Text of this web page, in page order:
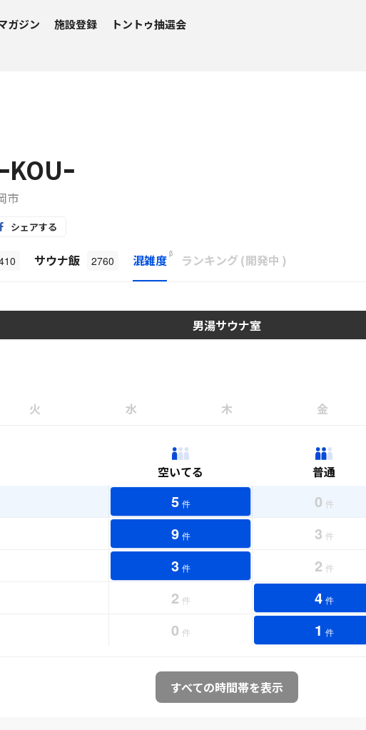
ガジン 施設登録 トントゥ抽選会
KOUｰ
市
シェアする
サウナ飯 2760 混雑度 β ランキング (開発中 )
男湯サウナ室
火 水 木 金
空いてる 普通
5 件 0 件
9 件 3 件
3 件 2 件
2 件 4 件
0 件 1 件
すべての時間帯を表示